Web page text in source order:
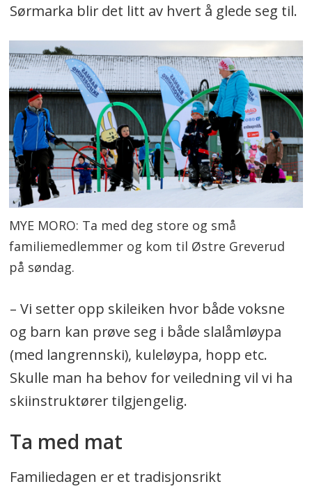
Sørmarka blir det litt av hvert å glede seg til.
MYE MORO: Ta med deg store og små
familiemedlemmer og kom til Østre Greverud
på søndag.
– Vi setter opp skileiken hvor både voksne
og barn kan prøve seg i både slalåmløypa
(med langrennski), kuleløypa, hopp etc.
Skulle man ha behov for veiledning vil vi ha
skiinstruktører tilgjengelig.
Ta med mat
Familiedagen er et tradisjonsrikt